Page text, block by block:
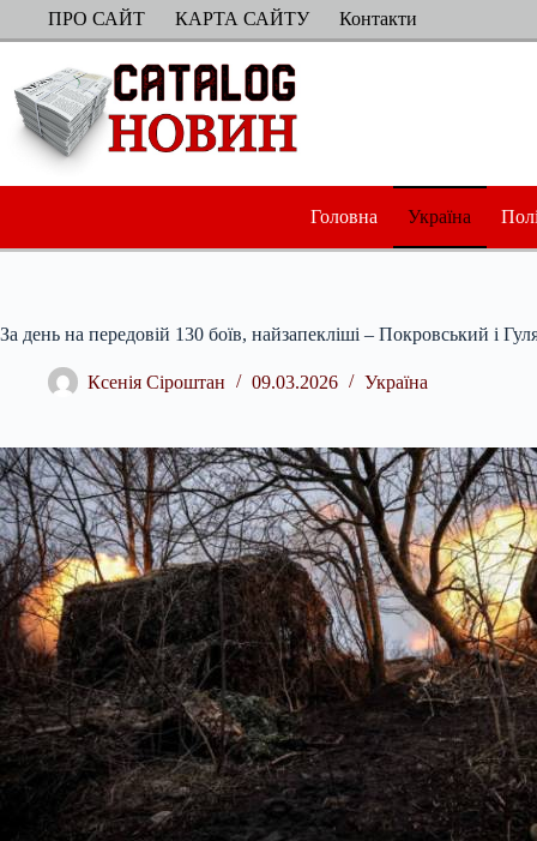
ПерейтиПРО САЙТ КАРТА САЙТУ Контакти
Головна Україна
За день на передовій 130 боїв, найзапекліші – Покровський і
Ксенія Сіроштан 09.03.2026 Україна